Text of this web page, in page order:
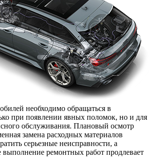
необходимо обращаться в
при появлении явных поломок, но и для
обслуживания. Плановый осмотр
замена расходных материалов
серьезные неисправности, а
выполнение ремонтных работ продлевает